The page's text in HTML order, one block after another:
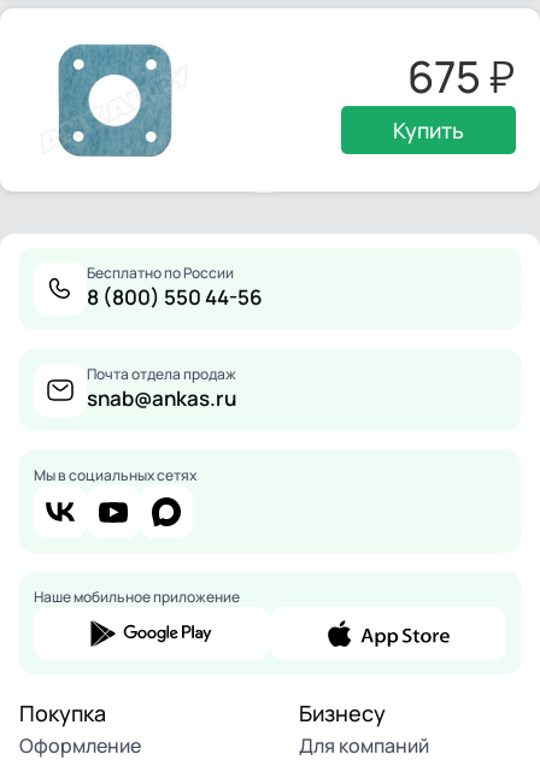
675
Купить
Бесплатно по России
8 (800) 550 44-56
Почта отдела продаж
snab@ankas.ru
Мы в социальных сетях
Наше мобильное приложение
Покупка
Оформление
Бизнесу
Для компаний